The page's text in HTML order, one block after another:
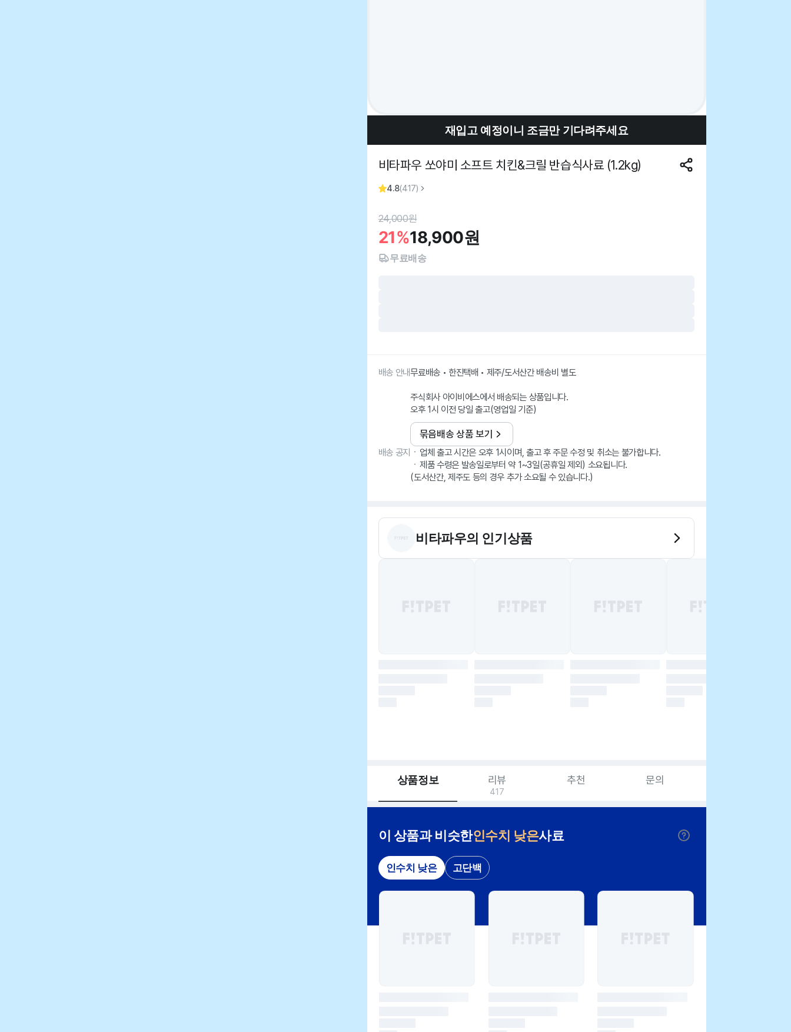
재입고 예정이니 조금만 기다려주세요
비타파우 쏘야미 소프트 치킨&크릴 반습식사료 (1.2kg)
4.8(417)
24,000원
21%18,900원
무료배송
배송 안내무료배송 • 한진택배 • 제주/도서산간 배송비 별도
주식회사 아이비에스에서 배송되는 상품입니다.
오후 1시 이전 당일 출고(영업일 기준)
묶음배송 상품 보기
배송 공지 ㆍ업체 출고 시간은 오후 1시이며, 출고 후 주문 수정 및 취소는 불가합니다.
ㆍ제품 수령은 발송일로부터 약 1~3일(공휴일 제외) 소요됩니다.
(도서산간, 제주도 등의 경우 추가 소요될 수 있습니다.)
비타파우의 인기상품
상품정보 리뷰
417
추천 문의
이 상품과 비슷한인수치 낮은사료
인수치 낮은 고단백